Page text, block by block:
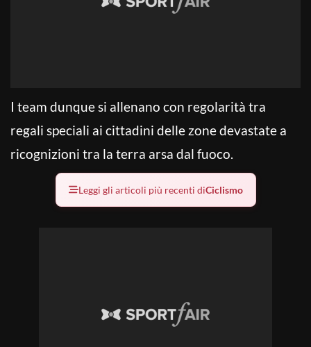
I team dunque si allenano con regolarità tra
regali speciali ai cittadini delle zone devastate a
ricognizioni tra la terra arsa dal fuoco.
Leggi gli articoli più recenti diCiclismo